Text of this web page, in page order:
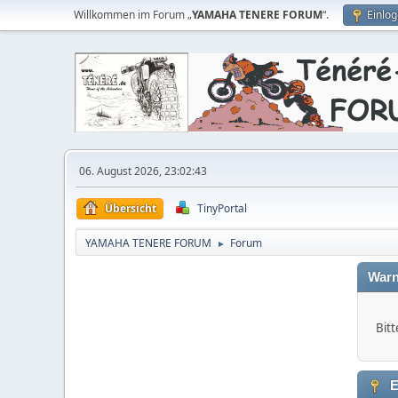
Willkommen im Forum „YAMAHA TENERE FORUM“.
06. August 2026, 23:02:43
Übersicht TinyPortal
YAMAHA TENERE FORUM ► Forum